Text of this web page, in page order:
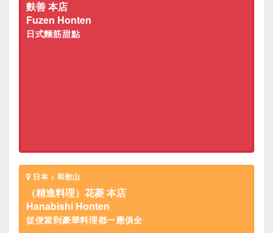
麩善 本店
Fuzen Honten
日式麵筋甜點
日本 > 和歌山
（精進料理）花菱 本店
Hanabishi Honten
從便當到豪華料理都一應俱全